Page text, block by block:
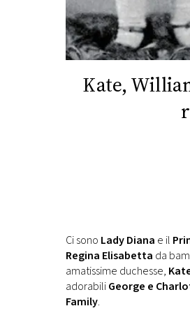
DI
MONACO
RMC
CONSIGLIA
Kate,
Ci sono Lady Diana e il
Regina Elisabetta da
amatissime duchesse,
adorabiliGeorge e
Family.